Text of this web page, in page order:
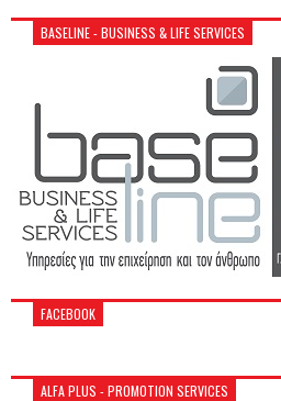
BASELINE - BUSINESS & LIFE SERVICES
FACEBOOK
ALFA PLUS - PROMOTION SERVICES